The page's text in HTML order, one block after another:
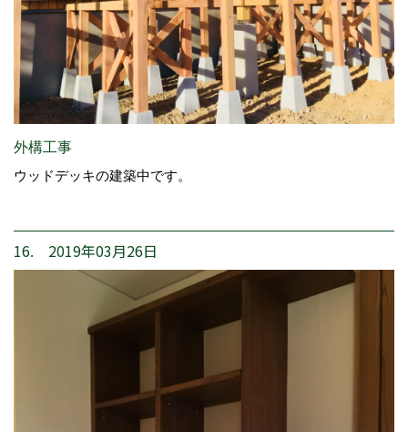
外構工事
ウッドデッキの建築中です。
16. 2019年03月26日